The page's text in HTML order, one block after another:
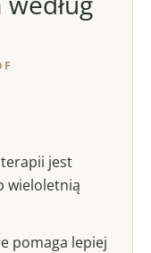
jest
wieloletnią
pomaga lepiej